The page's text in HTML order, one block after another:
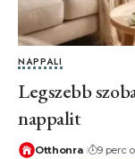
NAPPALI
Legszebb
nappalit
Otthonra 9 perc